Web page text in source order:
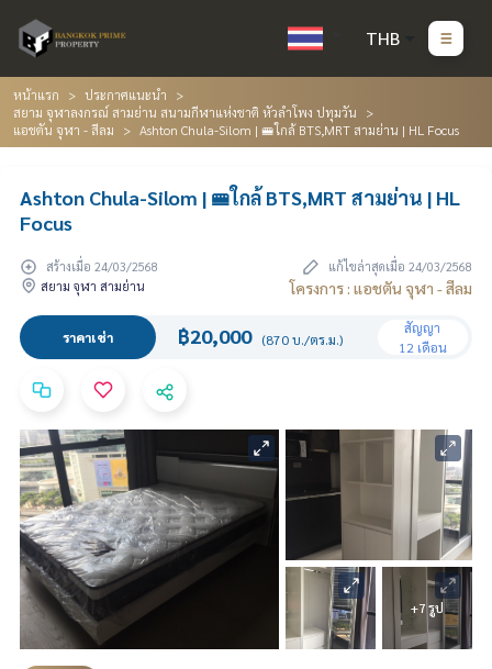
THB
หน้าแรก
ประกาศแนะนำ
สยาม จุฬาลงกรณ์ สามย่าน สนามกีฬาแห่งชาติ หัวลำโพง ปทุมวัน
แอชตัน จุฬา - สีลม
Ashton Chula-Silom | 🚝ใกล้ BTS,MRT สามย่าน | HL Focus
Ashton Chula-Silom | 🚝ใกล้ BTS,MRT สามย่าน | HL
Focus
สร้างเมื่อ 24/03/2568
แก้ไขล่าสุดเมื่อ 24/03/2568
สยาม จุฬา สามย่าน
โครงการ : แอชตัน จุฬา - สีลม
ราคาเช่า ฿20,000 (870 บ./ตร.ม.)
สัญญา
12 เดือน
+7 รูป